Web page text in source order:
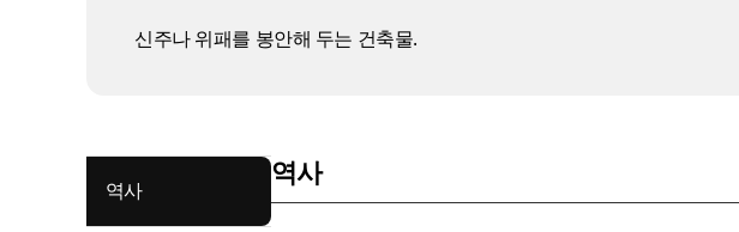
신주나 위패를 봉안해 두는 건축물.
역사
역사